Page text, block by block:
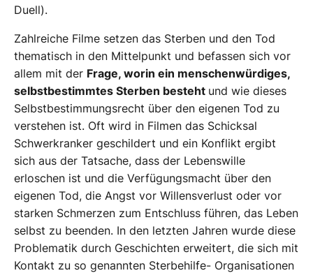
Duell).
Zahlreiche Filme setzen das Sterben und den Tod
thematisch in den Mittelpunkt und befassen sich vor
allem mit der Frage, worin ein menschenwürdiges,
selbstbestimmtes Sterben besteht und wie dieses
Selbstbestimmungsrecht über den eigenen Tod zu
verstehen ist. Oft wird in Filmen das Schicksal
Schwerkranker geschildert und ein Konflikt ergibt
sich aus der Tatsache, dass der Lebenswille
erloschen ist und die Verfügungsmacht über den
eigenen Tod, die Angst vor Willensverlust oder vor
starken Schmerzen zum Entschluss führen, das Leben
selbst zu beenden. In den letzten Jahren wurde diese
Problematik durch Geschichten erweitert, die sich mit
Kontakt zu so genannten Sterbehilfe- Organisationen